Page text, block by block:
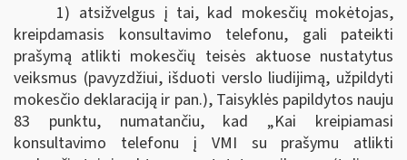
1) atsižvelgus į tai, kad mokesčių mokėtojas,
kreipdamasis konsultavimo telefonu, gali pateikti
prašymą atlikti mokesčių teisės aktuose nustatytus
veiksmus (pavyzdžiui, išduoti verslo liudijimą, užpildyti
mokesčio deklaraciją ir pan.), Taisyklės papildytos nauju
83 punktu, numatančiu, kad „Kai kreipiamasi
konsultavimo telefonu į VMI su prašymu atlikti